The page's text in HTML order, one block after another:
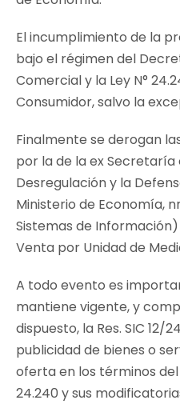
El incumplimiento de la
bajo el régimen del
Comercial y la Ley N°
Consumidor, salvo la
Finalmente se derogan
por la de la ex
Desregulación y la
Ministerio de Economía,
Sistemas de
Venta por Unidad de
A todo evento es
mantiene vigente, y
dispuesto, la Res. SIC 12/
publicidad de bienes o
oferta en los términos del
24.240 y sus